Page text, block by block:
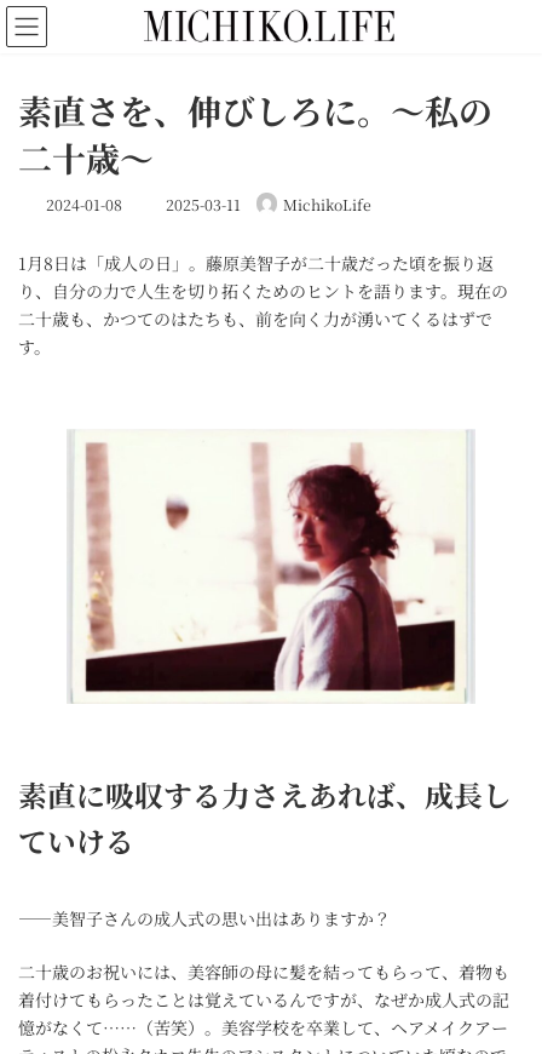
コ
ン
ナ
ビ
素直さを、伸びしろに。〜私の
二十歳〜
2024-01-08
最
新
日
時
:
2025-03-11 MichikoLife
1月8日は「成人の日」。藤原美智子が二十歳だった頃を振り返
り、自分の力で人生を切り拓くためのヒントを語ります。現在の
二十歳も、かつてのはたちも、前を向く力が湧いてくるはずで
す。
素直に吸収する力さえあれば、成長し
ていける
――美智子さんの成人式の思い出はありますか？
二十歳のお祝いには、美容師の母に髪を結ってもらって、着物も
着付けてもらったことは覚えているんですが、なぜか成人式の記
憶がなくて……（苦笑）。美容学校を卒業して、ヘアメイクアー